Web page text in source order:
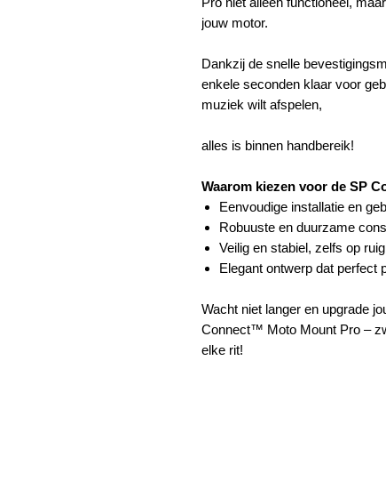
jouw motor.
Dankzij de snelle
enkele seconden klaar voor
muziek wilt afspelen,
alles is binnen handbereik!
Waarom kiezen voor de SP
Eenvoudige installatie en
Robuuste en duurzame
Veilig en stabiel, zelfs op
Elegant ontwerp dat perfect
Wacht niet langer en upgrade
Connect™ Moto Mount Pro –
elke rit!